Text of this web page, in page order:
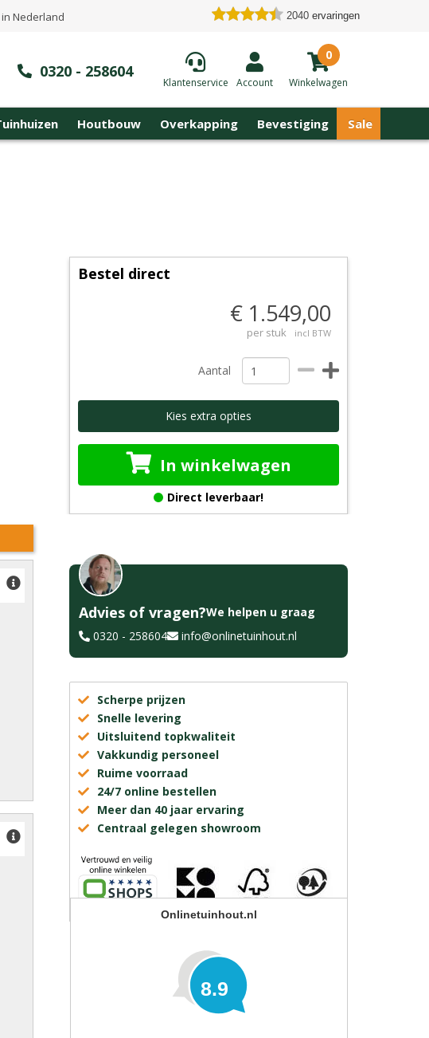
Nederland 2040 ervaringen
0320 - 258604
Klantenservice Account
0
Winkelwagen
Houtbouw Overkapping Bevestiging Sale
Bestel direct
€ 1.549,00
per stuk incl BTW
Aantal
Kies extra opties
In winkelwagen
Direct leverbaar!
Advies of vragen?We helpen u graag
0320 - 258604
info@onlinetuinhout.nl
Scherpe prijzen
Snelle levering
Uitsluitend topkwaliteit
Vakkundig personeel
Ruime voorraad
24/7 online bestellen
Meer dan 40 jaar ervaring
Centraal gelegen showroom
Onlinetuinhout.nl
8.9